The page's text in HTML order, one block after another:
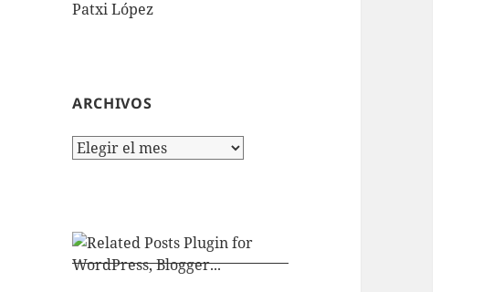
Patxi López
ARCHIVOS
Archivos